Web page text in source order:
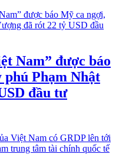
Nam” được báo
Phạm Nhật
đầu tư